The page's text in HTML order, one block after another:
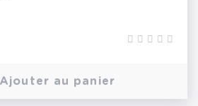
Ajouter au panier